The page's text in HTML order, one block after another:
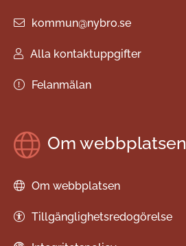
kommun@nybro.se
Alla kontaktuppgifter
Felanmälan
Om webbplatsen
Om webbplatsen
Tillgänglighetsredogörelse